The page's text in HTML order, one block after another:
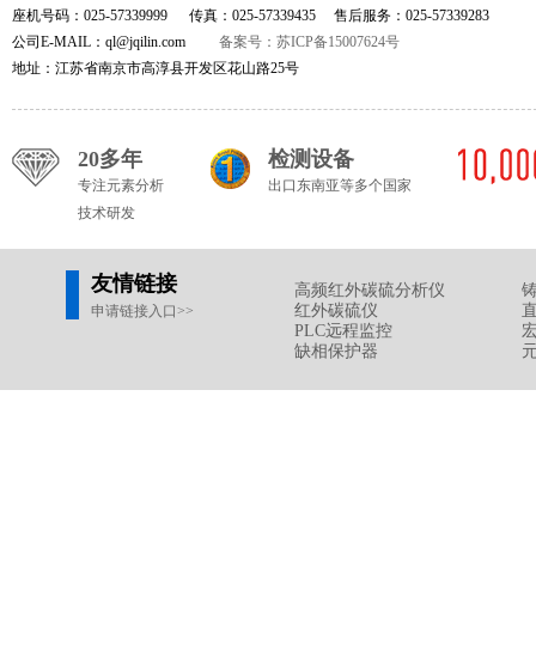
座机号码：025-57339999 传真：025-57339435 售后服务：025-57339283
公司E-MAIL：ql@jqilin.com
备案号：苏ICP备15007624号
地址：江苏省南京市高淳县开发区花山路25号
20多年
专注元素分析
技术研发
检测设备
出口东南亚等多个国家
友情链接
申请链接入口>>
高频红外碳硫分析仪
红外碳硫仪
PLC远程监控
缺相保护器